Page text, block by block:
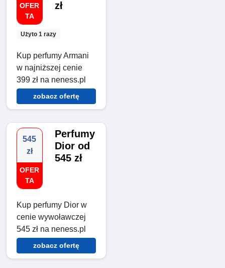
OFER
TA
Użyto 1 razy
zł
Kup perfumy Armani
w najniższej cenie
399 zł na neness.pl
zobacz ofertę
545
zł
OFER
TA
Perfumy
Dior od
545 zł
Kup perfumy Dior w
cenie wywoławczej
545 zł na neness.pl
zobacz ofertę